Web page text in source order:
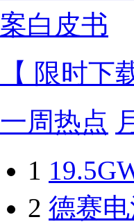
【 限时
一周热点
1
2 德赛